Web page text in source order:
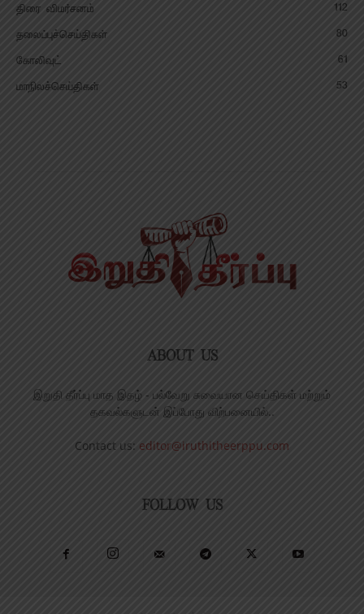
திரை விமர்சனம்
112
தலைப்புச்செய்திகள்
80
கோலிவுட்
61
மாநிலச்செய்திகள்
53
ABOUT US
இறுதி தீர்ப்பு மாத இதழ் - பல்வேறு சுவையான செய்திகள் மற்றும்
தகவல்களுடன் இப்போது விற்பனையில்..
Contact us: editor@iruthitheerppu.com
FOLLOW US